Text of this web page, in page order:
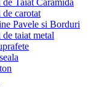
Taiat Caramida
carotat
Pavele si Borduri
taiat metal